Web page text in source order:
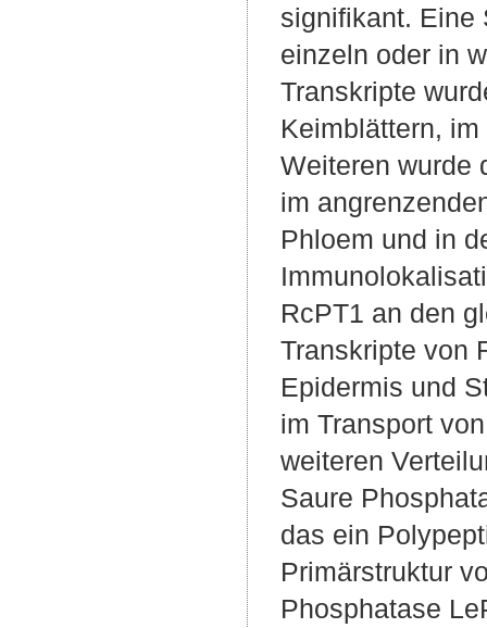
signifikant. Eine
einzeln oder in
Transkripte
Keimblättern,
Weiteren wurde
im
Phloem und in
RcPT1 an den
Transkripte von
Epidermis und
im Transport
weiteren
Saure
das ein
Primärstruktur
Phosphatase